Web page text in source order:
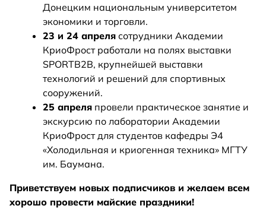
Донецким национальным университетом
экономики и торговли.
23 и 24 апреля сотрудники Академии
КриоФрост работали на полях выставки
SPORTB2B, крупнейшей выставки
технологий и решений для спортивных
сооружений.
25 апреля провели практическое занятие и
экскурсию по лаборатории Академии
КриоФрост для студентов кафедры Э4
«Холодильная и криогенная техника» МГТУ
им. Баумана.
Приветствуем новых подписчиков и желаем всем
хорошо провести майские праздники!